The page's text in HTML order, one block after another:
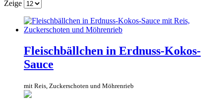
Zeige
Fleischbällchen in Erdnuss-Kokos-
Sauce
mit Reis, Zuckerschoten und Möhrenrieb